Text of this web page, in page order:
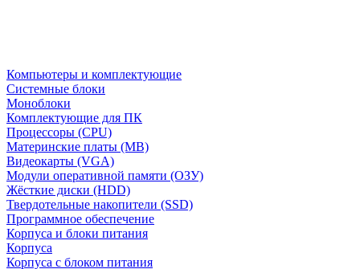
Компьютеры и комплектующие
Системные блоки
Моноблоки
Комплектующие для ПК
Процессоры (CPU)
Материнские платы (MB)
Видеокарты (VGA)
Модули оперативной памяти (ОЗУ)
Жёсткие диски (HDD)
Твердотельные накопители (SSD)
Программное обеспечение
Корпуса и блоки питания
Корпуса
Корпуса с блоком питания